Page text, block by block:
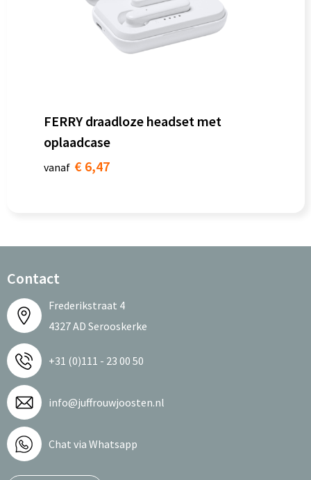
FERRY draadloze headset met
oplaadcase
vanaf € 6,47
Contact
Frederikstraat 4
4327 AD Serooskerke
+31 (0)111 - 23 00 50
info@juffrouwjoosten.nl
Chat via Whatsapp